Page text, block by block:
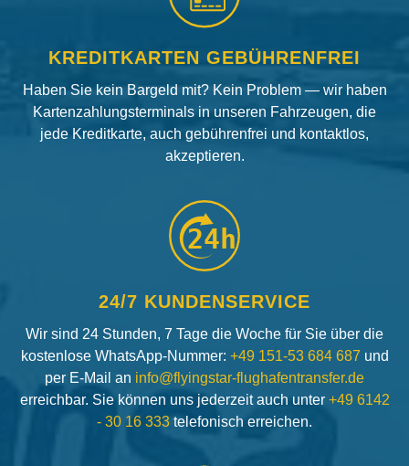
KREDITKARTEN GEBÜHRENFREI
Haben Sie kein Bargeld mit? Kein Problem — wir haben
Kartenzahlungsterminals in unseren Fahrzeugen, die
jede Kreditkarte, auch gebührenfrei und kontaktlos,
akzeptieren.
24h
24/7 KUNDENSERVICE
Wir sind 24 Stunden, 7 Tage die Woche für Sie über die
kostenlose WhatsApp-Nummer: +49 151-53 684 687 und
per E-Mail an info@flyingstar-flughafentransfer.de
erreichbar. Sie können uns jederzeit auch unter +49 6142
- 30 16 333 telefonisch erreichen.